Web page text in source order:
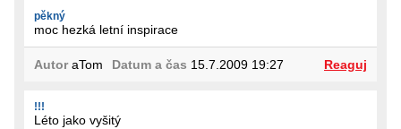
pěkný
moc hezká letní inspirace
AutoraTom Datum a čas 15.7.2009 19:27 Reaguj
!!!
Léto jako vyšitý